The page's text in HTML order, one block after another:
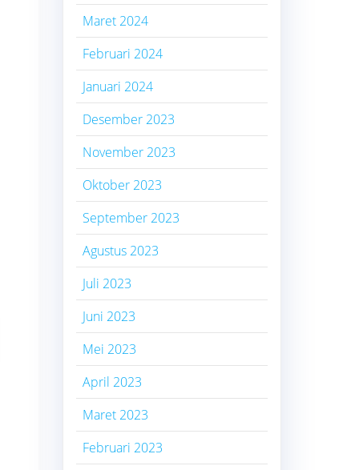
Maret 2024
Februari 2024
Januari 2024
Desember 2023
November 2023
Oktober 2023
September 2023
Agustus 2023
Juli 2023
Juni 2023
Mei 2023
April 2023
Maret 2023
Februari 2023